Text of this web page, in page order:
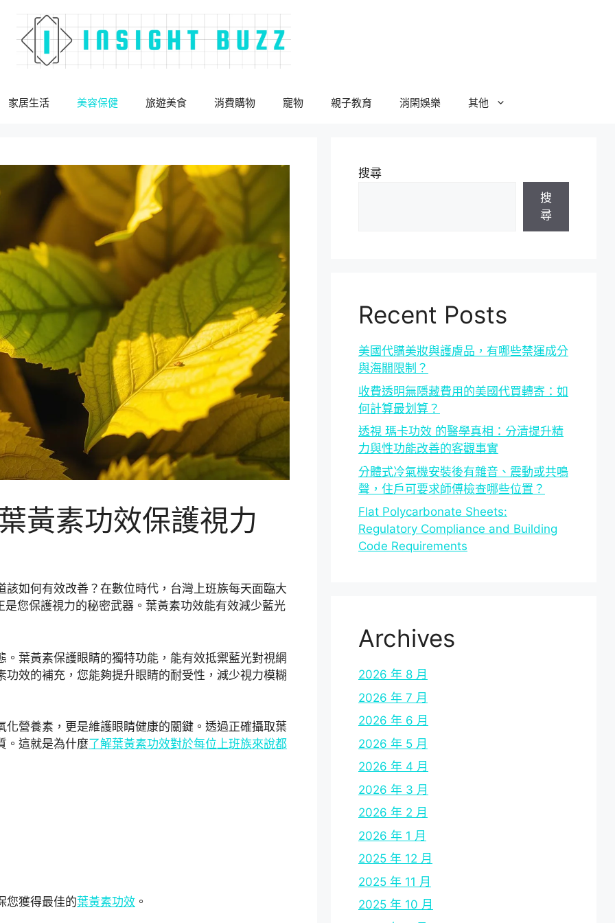
家居生活 美容保健 旅遊美食 消費購物 寵物 親子教育 消閑娛樂 其他
黃素功效保護視力
如何有效改善？在數位時代，台灣上班族每天面臨大
是您保護視力的秘密武器。葉黃素功效能有效減少藍光
葉黃素保護眼睛的獨特功能，能有效抵禦藍光對視網
效的補充，您能夠提升眼睛的耐受性，減少視力模糊
營養素，更是維護眼睛健康的關鍵。透過正確攝取葉
。這就是為什麼了解葉黃素功效對於每位上班族來說都
您獲得最佳的葉黃素功效 。
搜尋
搜
尋
Recent Posts
美國代購美妝與護膚品，有哪些禁運成分
與海關限制？
收費透明無隱藏費用的美國代買轉寄：如
何計算最划算？
透視 瑪卡功效 的醫學真相：分清提升精
力與性功能改善的客觀事實
分體式冷氣機安裝後有雜音、震動或共鳴
聲，住戶可要求師傅檢查哪些位置？
Flat Polycarbonate Sheets:
Regulatory Compliance and Building
Code Requirements
Archives
2026 年 8 月
2026 年 7 月
2026 年 6 月
2026 年 5 月
2026 年 4 月
2026 年 3 月
2026 年 2 月
2026 年 1 月
2025 年 12 月
2025 年 11 月
2025 年 10 月